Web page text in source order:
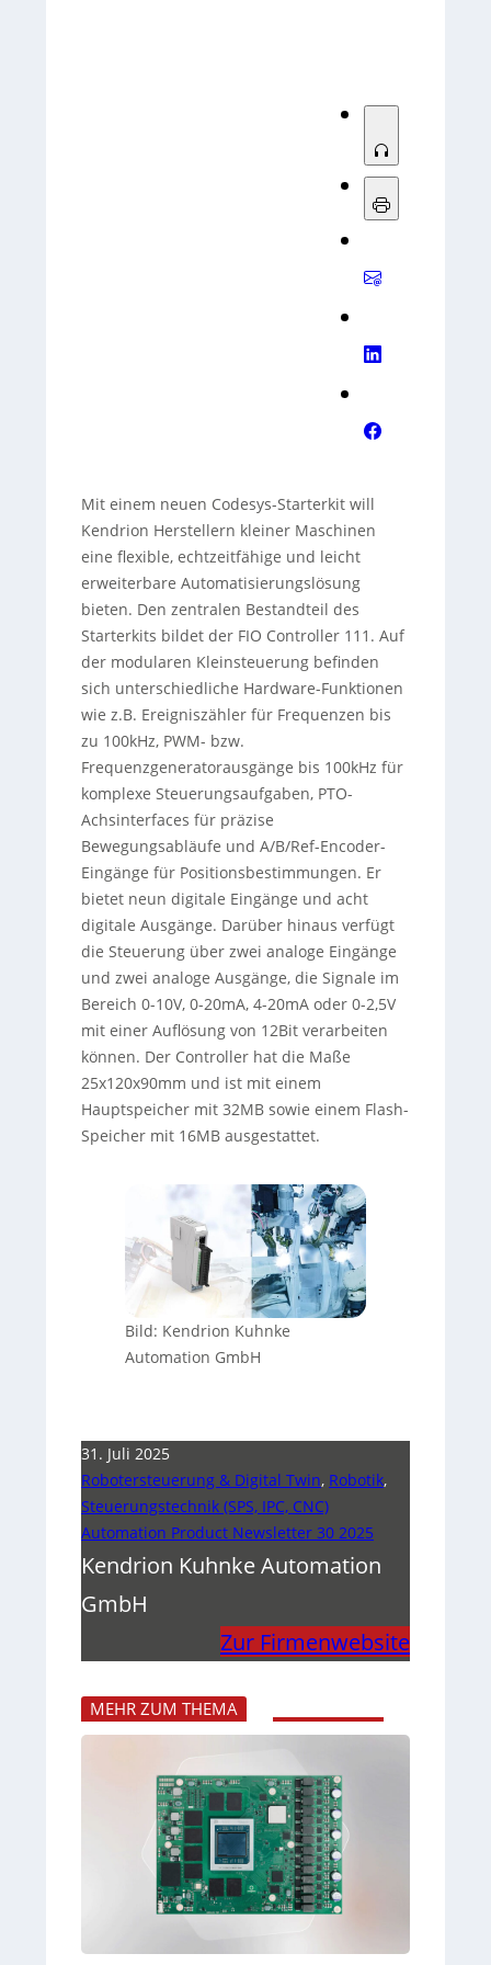
Mit einem neuen Codesys-Starterkit will
Kendrion Herstellern kleiner Maschinen
eine flexible, echtzeitfähige und leicht
erweiterbare Automatisierungslösung
bieten. Den zentralen Bestandteil des
Starterkits bildet der FIO Controller 111. Auf
der modularen Kleinsteuerung befinden
sich unterschiedliche Hardware-Funktionen
wie z.B. Ereigniszähler für Frequenzen bis
zu 100kHz, PWM- bzw.
Frequenzgeneratorausgänge bis 100kHz für
komplexe Steuerungsaufgaben, PTO-
Achsinterfaces für präzise
Bewegungsabläufe und A/B/Ref-Encoder-
Eingänge für Positionsbestimmungen. Er
bietet neun digitale Eingänge und acht
digitale Ausgänge. Darüber hinaus verfügt
die Steuerung über zwei analoge Eingänge
und zwei analoge Ausgänge, die Signale im
Bereich 0-10V, 0-20mA, 4-20mA oder 0-2,5V
mit einer Auflösung von 12Bit verarbeiten
können. Der Controller hat die Maße
25x120x90mm und ist mit einem
Hauptspeicher mit 32MB sowie einem Flash-
Speicher mit 16MB ausgestattet.
Bild: Kendrion Kuhnke
Automation GmbH
31. Juli 2025
Robotersteuerung & Digital Twin, Robotik,
Steuerungstechnik (SPS, IPC, CNC)
Automation Product Newsletter 30 2025
Kendrion Kuhnke Automation
GmbH
Zur Firmenwebsite
MEHR ZUM THEMA